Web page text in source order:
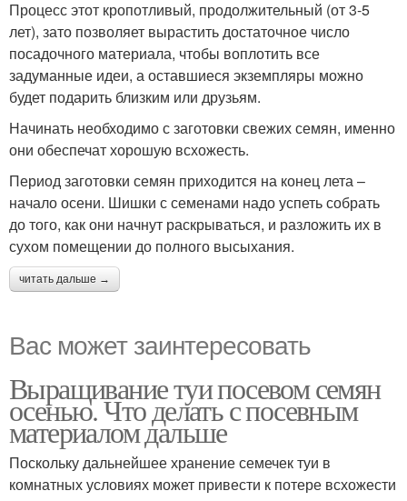
Процесс этот кропотливый, продолжительный (от 3-5
лет), зато позволяет вырастить достаточное число
посадочного материала, чтобы воплотить все
задуманные идеи, а оставшиеся экземпляры можно
будет подарить близким или друзьям.
Начинать необходимо с заготовки свежих семян, именно
они обеспечат хорошую всхожесть.
Период заготовки семян приходится на конец лета –
начало осени. Шишки с семенами надо успеть собрать
до того, как они начнут раскрываться, и разложить их в
сухом помещении до полного высыхания.
читать дальше →
Вас может заинтересовать
Выращивание туи посевом семян
осенью. Что делать с посевным
материалом дальше
Поскольку дальнейшее хранение семечек туи в
комнатных условиях может привести к потере всхожести